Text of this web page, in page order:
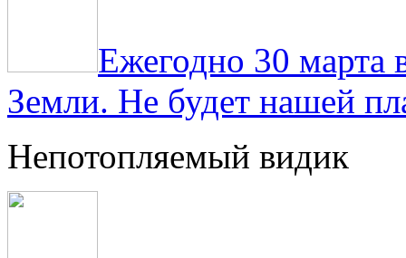
Ежегодно 30 марта
Земли. Не будет нашей
Непотопляемый видик